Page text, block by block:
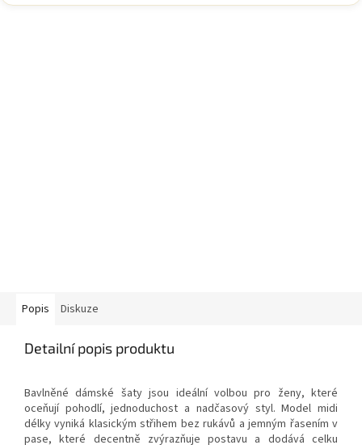
Popis Diskuze
Detailní popis produktu
Bavlněné dámské šaty jsou ideální volbou pro ženy, které
oceňují pohodlí, jednoduchost a nadčasový styl. Model midi
délky vyniká klasickým střihem bez rukávů a jemným řasením v
pase, které decentně zvýrazňuje postavu a dodává celku